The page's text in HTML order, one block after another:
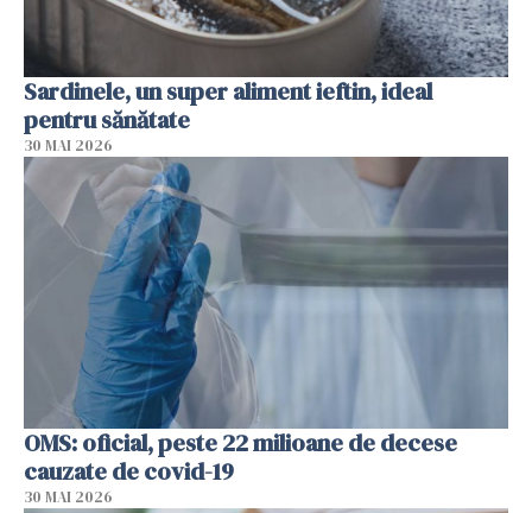
Sardinele, un super aliment ieftin, ideal
pentru sănătate
30 MAI 2026
OMS: oficial, peste 22 milioane de decese
cauzate de covid-19
30 MAI 2026